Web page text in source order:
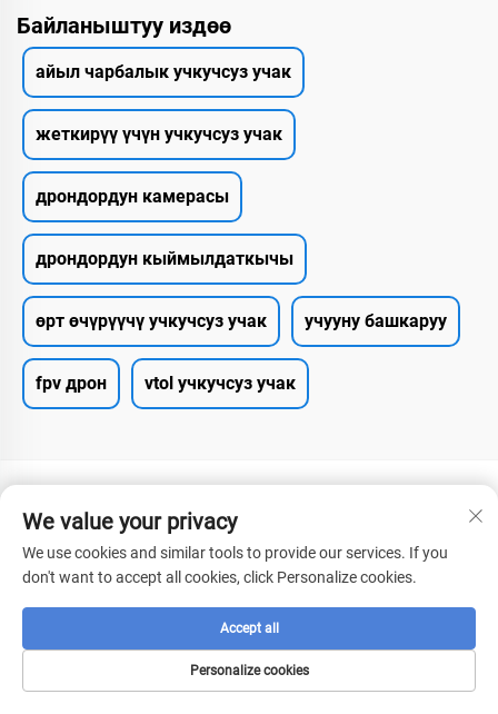
Байланыштуу издөө
айыл чарбалык учкучсуз учак
жеткирүү үчүн учкучсуз учак
дрондордун камерасы
дрондордун кыймылдаткычы
өрт өчүрүүчү учкучсуз учак учууну башкаруу
fpv дрон vtol учкучсуз учак
БИЗГЕ КАЙРЫЛУУ
Add: Хубэй өлкесинин Сянан экономикалык көчүрүү
зоны, Фэнхуан батырык жолунун 2-нүмериси
We value your privacy
We use cookies and similar tools to provide our services. If you
don't want to accept all cookies, click Personalize cookies.
Personalize cookies
Accept all